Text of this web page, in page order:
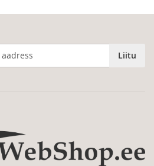
Liitu